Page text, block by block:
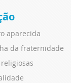
aparecida
da fraternidade